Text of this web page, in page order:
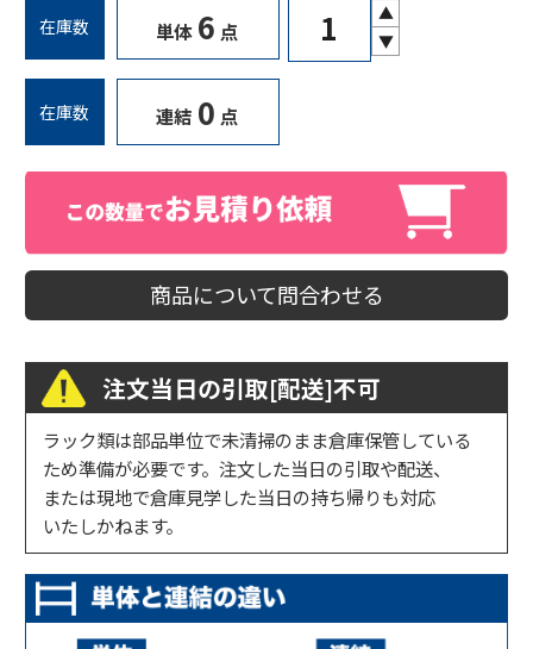
在庫数 単体 6 点
▲
▼
在庫数 連結 0 点
商品について問合わせる
注文当日の引取[配送]不可
ラック類は部品単位で未清掃のまま倉庫保管している
ため準備が必要です。注文した当日の引取や配送、
または現地で倉庫見学した当日の持ち帰りも対応
いたしかねます。